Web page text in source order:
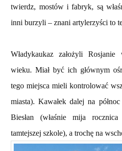
twierdz, mostów i fabryk, są
inni burzyli – znani artylerzyści to
Władykaukaz założyli
wieku. Miał być ich głównym
tego miejsca mieli kontrolować
miasta). Kawałek dalej na
Biesłan (właśnie mija
tamtejszej szkole), a trochę na